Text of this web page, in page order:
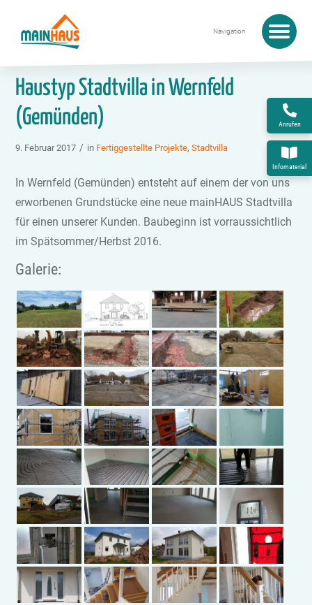
Startseite›Haustyp Stadtvilla in Wernfeld (Gemünden)
Haustyp Stadtvilla in Wernfeld
(Gemünden)
9. Februar 2017 / in Fertiggestellte Projekte,Stadtvilla
In Wernfeld (Gemünden) entsteht auf einem der von uns
erworbenen Grundstücke eine neue mainHAUS Stadtvilla
für einen unserer Kunden. Baubeginn ist vorraussichtlich
im Spätsommer/Herbst 2016.
Galerie:
Anrufen
Infomaterial